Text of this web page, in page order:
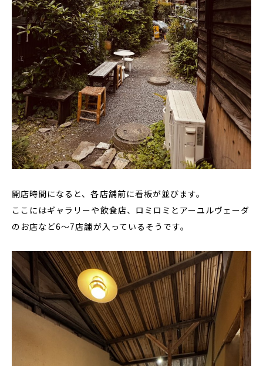
開店時間になると、各店舗前に看板が並びます。
ここにはギャラリーや飲食店、ロミロミとアーユルヴェーダ
のお店など6〜7店舗が入っているそうです。